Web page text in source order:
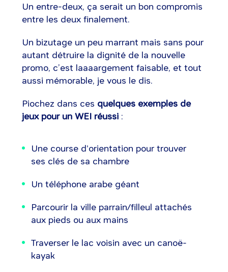
Un entre-deux, ça serait un bon compromis
entre les deux finalement.
Un bizutage un peu marrant mais sans pour
autant détruire la dignité de la nouvelle
promo, c’est laaaargement faisable, et tout
aussi mémorable, je vous le dis.
Piochez dans ces quelques exemples de
jeux pour un WEI réussi:
Une course d'orientation pour trouver
ses clés de sa chambre
Un téléphone arabe géant
Parcourir la ville parrain/filleul attachés
aux pieds ou aux mains
Traverser le lac voisin avec un canoë-
kayak